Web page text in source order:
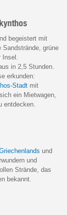
begeistert mit
Sandstrände, grüne
in 2,5 Stunden.
erkunden:
Stadt mit
ein Mietwagen,
entdecken.
und
und
Strände, das
bekannt.